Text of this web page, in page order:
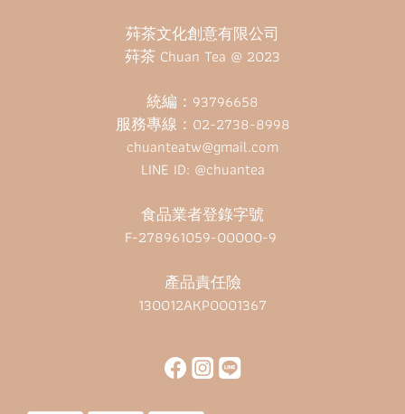
荈茶文化創意有限公司
荈茶 Chuan Tea @ 2023
統編：93796658
服務專線：02-2738-8998
chuanteatw@gmail.com
LINE ID: @chuantea
食品業者登錄字號
F-278961059-00000-9
產品責任險
130012AKP0001367